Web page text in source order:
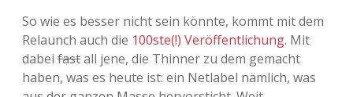
Adventskalender 2016
Adventskalender 2017
So wie es besser nicht sein könnte, kommt mit dem
Relaunch auch die 100ste(!) Veröffentlichung. Mit
dabei fastall jene, die Thinner zu dem gemacht
haben, was es heute ist: ein Netlabel nämlich, was